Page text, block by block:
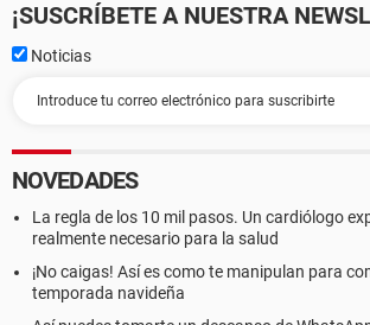
¡SUSCRÍBETE A NUESTRA
Noticias
NOVEDADES
La regla de los 10 mil pasos. Un cardiólogo
realmente necesario para la salud
¡No caigas! Así es como te manipulan para
temporada navideña